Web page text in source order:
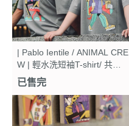
| Pablo Ientile / ANIMAL CRE
W | 輕水洗短袖T-shirt/ 共兩
款
已售完